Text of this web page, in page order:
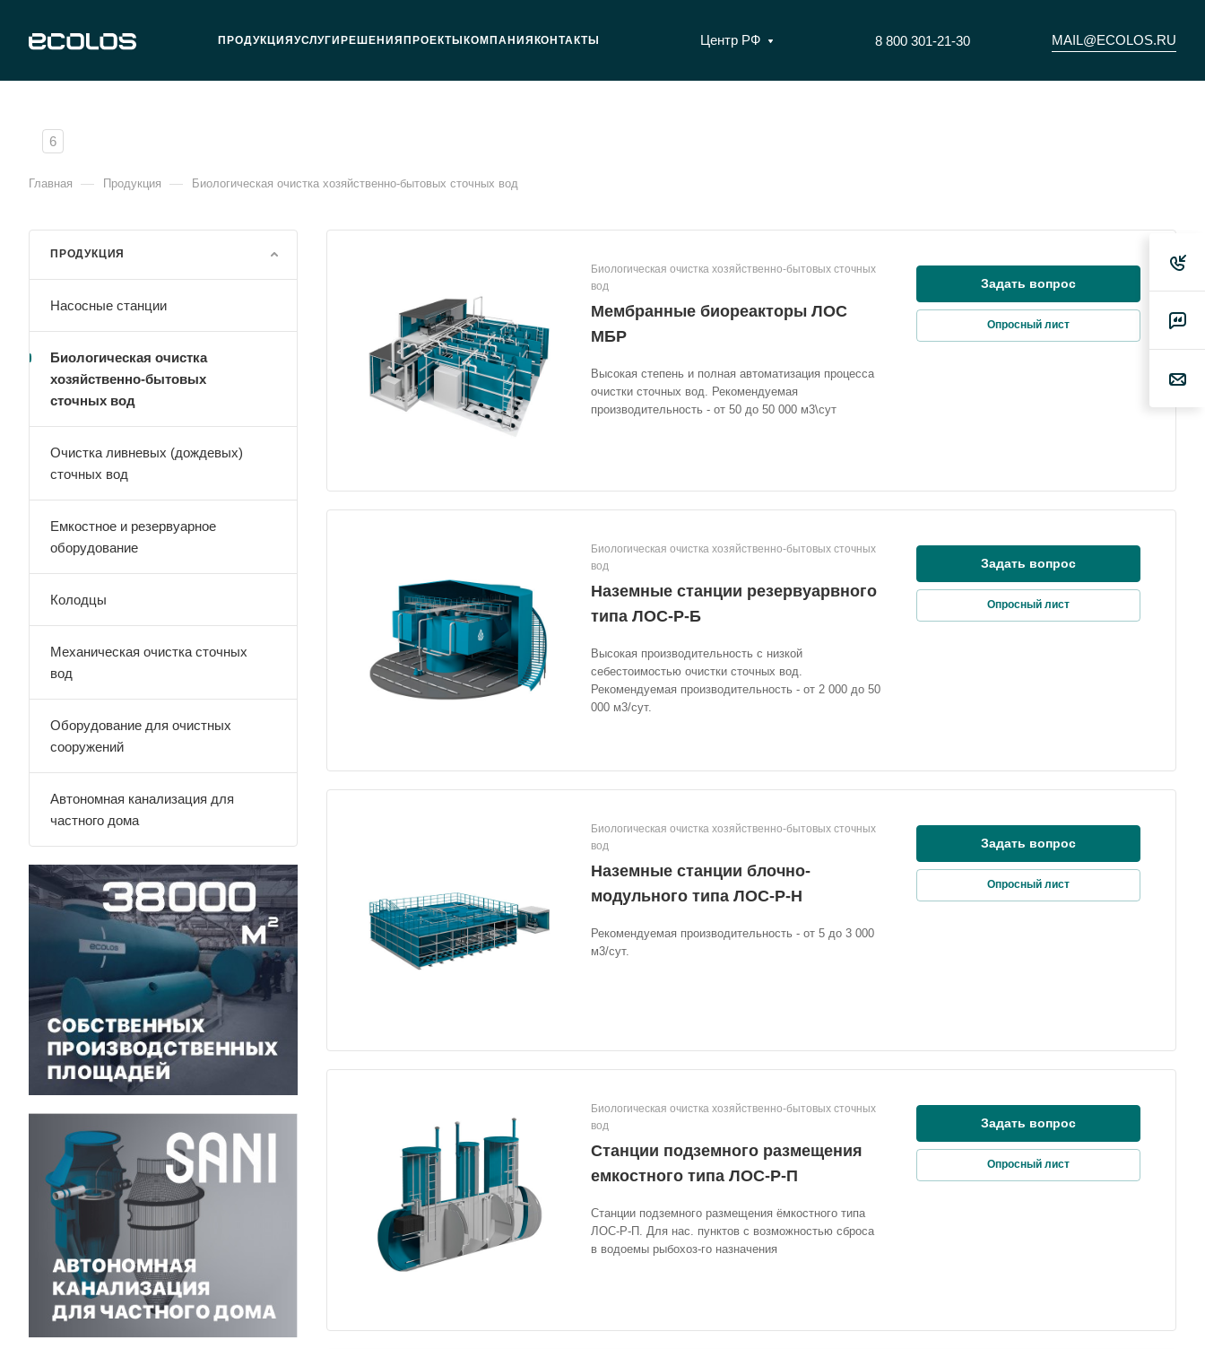
ПРОДУКЦИЯУСЛУГИРЕШЕНИЯПРОЕКТЫКОМПАНИЯКОНТАКТЫ Центр РФ 8 800 301-21-30 MAIL@ECOLOS.RU
6
Главная — Продукция — Биологическая очистка хозяйственно-бытовых сточных вод
Биологическая очистка хозяйственно-бытовых сточных
вод
Мембранные биореакторы ЛОС
МБР
Высокая степень и полная автоматизация процесса
очистки сточных вод. Рекомендуемая
производительность - от 50 до 50 000 м3\сут
Задать вопрос
Опросный лист
Биологическая очистка хозяйственно-бытовых сточных
вод
Наземные станции резервуарвного
типа ЛОС-Р-Б
Высокая производительность с низкой
себестоимостью очистки сточных вод.
Рекомендуемая производительность - от 2 000 до 50
000 м3/сут.
Задать вопрос
Опросный лист
Биологическая очистка хозяйственно-бытовых сточных
вод
Наземные станции блочно-
модульного типа ЛОС-Р-Н
Рекомендуемая производительность - от 5 до 3 000
м3/сут.
Задать вопрос
Опросный лист
Биологическая очистка хозяйственно-бытовых сточных
вод
Станции подземного размещения
емкостного типа ЛОС-Р-П
Станции подземного размещения ёмкостного типа
ЛОС-Р-П. Для нас. пунктов с возможностью сброса
в водоемы рыбохоз-го назначения
Задать вопрос
Опросный лист
ПРОДУКЦИЯ
Насосные станции
Биологическая очистка
хозяйственно-бытовых
сточных вод
Очистка ливневых (дождевых)
сточных вод
Емкостное и резервуарное
оборудование
Колодцы
Механическая очистка сточных
вод
Оборудование для очистных
сооружений
Автономная канализация для
частного дома